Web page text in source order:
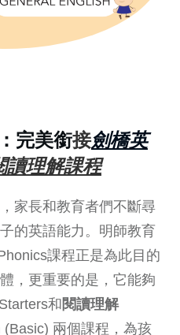
： 完美銜接劍橋英
讀理解課程
家長和教育者們不斷尋
的英語能力。明師教育
課程正是為此目的
，更重要的是，它能夠
和 閱讀理解
兩個課程，為孩